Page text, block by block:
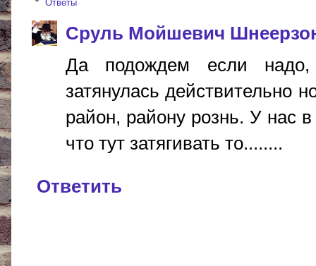
Ответы
Сруль Мойшевич
Да подождем если
затянулась действительно
район, району рознь. У нас
что тут затягивать то........
Ответить